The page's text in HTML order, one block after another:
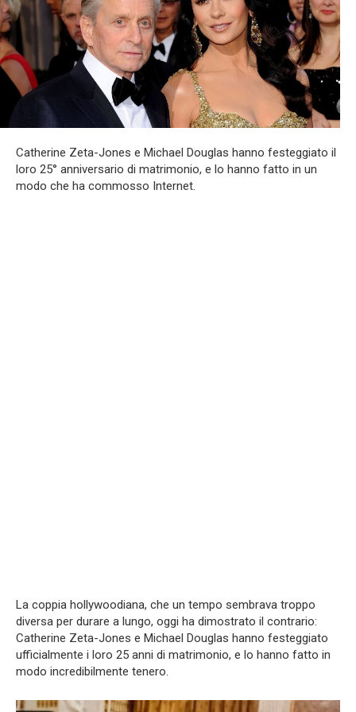
Catherine Zeta-Jones e Michael Douglas hanno festeggiato il
loro 25° anniversario di matrimonio, e lo hanno fatto in un
modo che ha commosso Internet.
La coppia hollywoodiana, che un tempo sembrava troppo
diversa per durare a lungo, oggi ha dimostrato il contrario:
Catherine Zeta-Jones e Michael Douglas hanno festeggiato
ufficialmente i loro 25 anni di matrimonio, e lo hanno fatto in
modo incredibilmente tenero.